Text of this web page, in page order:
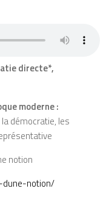
directe*,
moderne :
démocratie, les
notion
dune-notion/